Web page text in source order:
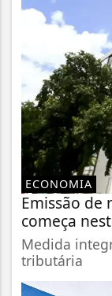
ECONOMIA
Emissão de
começa
Medida
tributária